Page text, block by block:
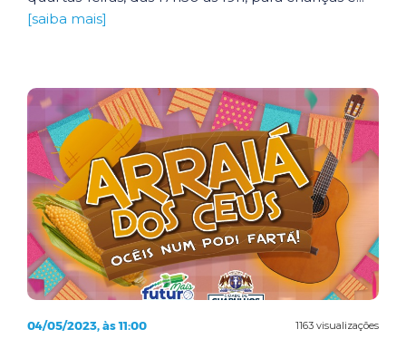
[saiba mais]
1163 visualizações
04/05/2023, às 11:00